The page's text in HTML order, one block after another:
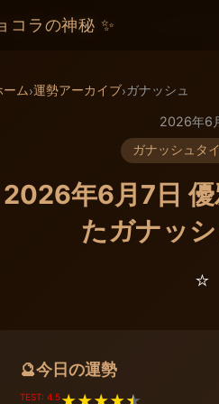
コラの神秘 ✨
ーム›運勢アーカイブ›ガナッシュ
2026年6
ガナッシュタ
2026年6月7日
たガナッ
⭐️
🔮今日の運勢
TEST: 4.5